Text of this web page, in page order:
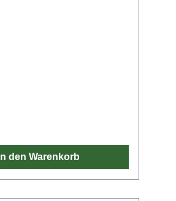
In den Warenkorb